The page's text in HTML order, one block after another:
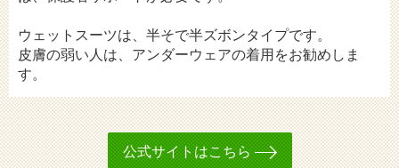
ウェットスーツは、半そで半ズボンタイプです。
皮膚の弱い人は、アンダーウェアの着用をお勧めしま
す。
公式サイトはこちら